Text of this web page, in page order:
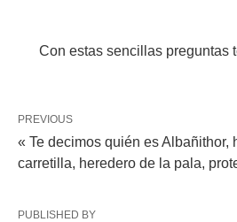
Con estas sencillas preguntas
PREVIOUS
« Te decimos quién es Albañithor,
carretilla, heredero de la pala,
PUBLISHED BY